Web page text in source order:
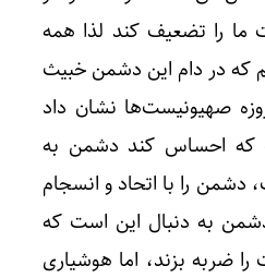
ما را تضعیف کند لذا همه
که در دام این دشمن خبیث
نگیریم. جنگ ۱۲ روزه صهیونیست‌ها نشان داد
که احساس کند دشمن به
را با اتحاد و انسجام
به دنبال این است که
ملت را ضربه بزند، اما هوشیاری